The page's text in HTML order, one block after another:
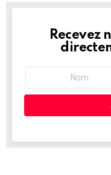
NEWSLETTER
Recevez